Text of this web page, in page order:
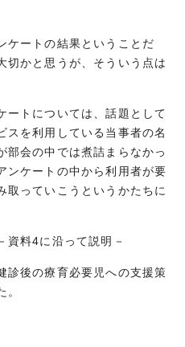
ケートの結果ということだ
切かと思うが、そういう点は
ートについては、話題として
スを利用している当事者の名
部会の中では煮詰まらなかっ
ンケートの中から利用者が要
取っていこうというかたちに
資料4に沿って説明－
後の療育必要児への支援策
。